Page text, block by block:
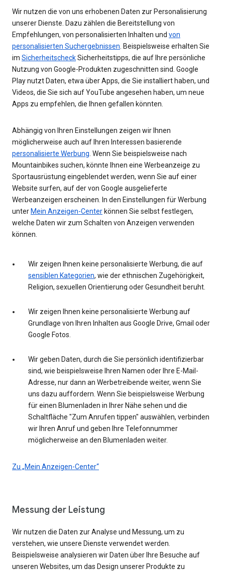
Wir nutzen die von uns erhobenen Daten zur Personalisierung
unserer Dienste. Dazu zählen die Bereitstellung von
Empfehlungen, von personalisierten Inhalten und von
personalisierten Suchergebnissen . Beispielsweise erhalten Sie
im SicherheitscheckSicherheitstipps, die auf Ihre persönliche
Nutzung von Google-Produkten zugeschnitten sind. Google
Play nutzt Daten, etwa über Apps, die Sie installiert haben, und
Videos, die Sie sich auf YouTube angesehen haben, um neue
Apps zu empfehlen, die Ihnen gefallen könnten.
Abhängig von Ihren Einstellungen zeigen wir Ihnen
möglicherweise auch auf Ihren Interessen basierende
personalisierte Werbung . Wenn Sie beispielsweise nach
Mountainbikes suchen, könnte Ihnen eine Werbeanzeige zu
Sportausrüstung eingeblendet werden, wenn Sie auf einer
Website surfen, auf der von Google ausgelieferte
Werbeanzeigen erscheinen. In den Einstellungen für Werbung
unter Mein Anzeigen-Center können Sie selbst festlegen,
welche Daten wir zum Schalten von Anzeigen verwenden
können.
Wir zeigen Ihnen keine personalisierte Werbung, die auf
sensiblen Kategorien, wie der ethnischen Zugehörigkeit,
Religion, sexuellen Orientierung oder Gesundheit beruht.
Wir zeigen Ihnen keine personalisierte Werbung auf
Grundlage von Ihren Inhalten aus Google Drive, Gmail oder
Google Fotos.
Wir geben Daten, durch die Sie persönlich identifizierbar
sind, wie beispielsweise Ihren Namen oder Ihre E-Mail-
Adresse, nur dann an Werbetreibende weiter, wenn Sie
uns dazu auffordern. Wenn Sie beispielsweise Werbung
für einen Blumenladen in Ihrer Nähe sehen und die
Schaltfläche "Zum Anrufen tippen" auswählen, verbinden
wir Ihren Anruf und geben Ihre Telefonnummer
möglicherweise an den Blumenladen weiter.
Zu „Mein Anzeigen-Center“
Messung der Leistung
Wir nutzen die Daten zur Analyse und Messung, um zu
verstehen, wie unsere Dienste verwendet werden.
Beispielsweise analysieren wir Daten über Ihre Besuche auf
unseren Websites, um das Design unserer Produkte zu